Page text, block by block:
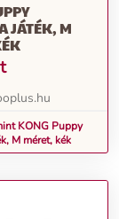
JÁTÉK, M
KONG Puppy
M méret, kék